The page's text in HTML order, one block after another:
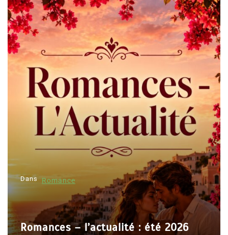
Dans Romance
Romances – l’actualité : été 2026